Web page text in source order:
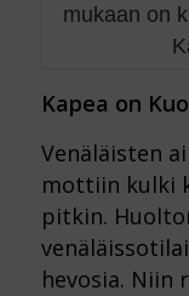
mukaan on
Kapea on
Venäläisten
mottiin kulki
pitkin.
hevosia. Niin